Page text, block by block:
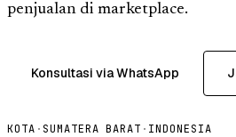
penjualan di marketplace.
Konsultasi via WhatsApp
KOTA · SUMATERA BARAT · INDONESIA